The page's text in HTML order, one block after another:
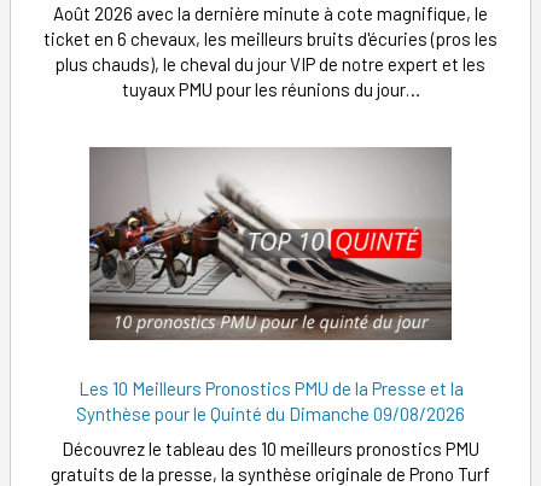
Août 2026 avec la dernière minute à cote magnifique, le
ticket en 6 chevaux, les meilleurs bruits d'écuries (pros les
plus chauds), le cheval du jour VIP de notre expert et les
tuyaux PMU pour les réunions du jour…
Les 10 Meilleurs Pronostics PMU de la Presse et la
Synthèse pour le Quinté du Dimanche 09/08/2026
Découvrez le tableau des 10 meilleurs pronostics PMU
gratuits de la presse, la synthèse originale de Prono Turf